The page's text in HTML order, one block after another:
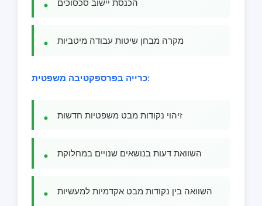
הכנסת יישוב סכסוכים
מקרה מבחן שיטות עבודה מיטביות
כרייה בפרספקטיבה משפטית:
זיהוי נקודות מבט משפטיות חדשות
השוואת דעות בנושאים שנויים במחלוקת
השוואה בין נקודות מבט אקדמיות למעשיות